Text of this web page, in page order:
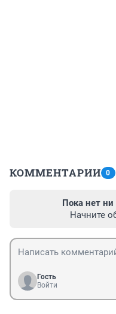
КОММЕНТАРИИ 0
Пока нет ни
Начните
Гость
Войти